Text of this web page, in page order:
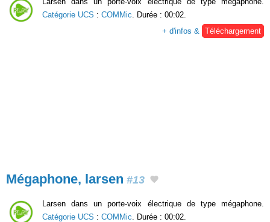
Catégorie UCS : COMMic. Durée : 00:02.
+ d'infos & Téléchargement
Mégaphone, larsen #13
Larsen dans un porte-voix électrique de type mégaphone.
Catégorie UCS : COMMic . Durée : 00:02.